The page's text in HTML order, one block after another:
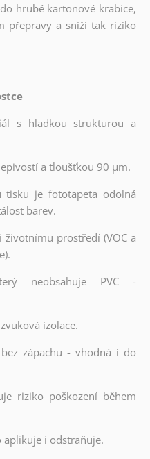
hrubé kartonové krabice,
přepravy a sníží tak riziko
s hladkou strukturou a
a tloušťkou 90 µm.
tisku je fototapeta odolná
barev.
životnímu prostředí (VOC a
neobsahuje PVC -
izolace.
zápachu - vhodná i do
riziko poškození během
aplikuje i odstraňuje.